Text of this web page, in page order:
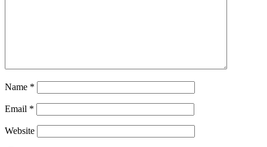
Name *
Email *
Website